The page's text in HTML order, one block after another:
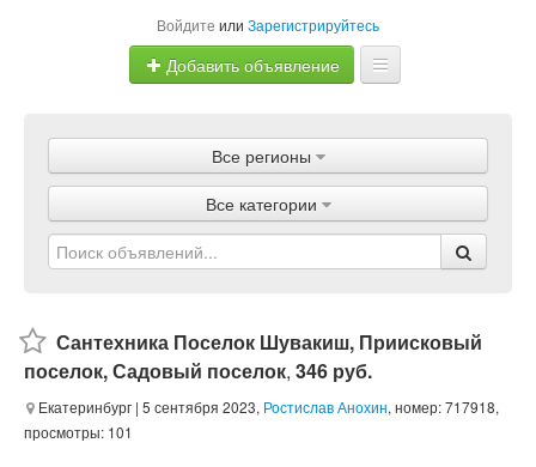
Войдите или Зарегистрируйтесь
Добавить объявление
Объявления
Магазины
Услуги
Все регионы
Все категории
Сантехника Поселок Шувакиш, Приисковый
поселок, Садовый поселок, 346 руб.
Екатеринбург | 5 сентября 2023, Ростислав Анохин, номер: 717918,
просмотры: 101